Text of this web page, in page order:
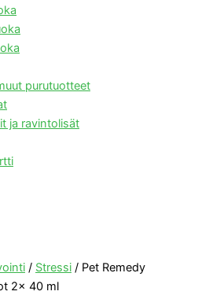
purutuotteet
ja ravintolisät
/ Stressi / Pet Remedy
2x 40 ml